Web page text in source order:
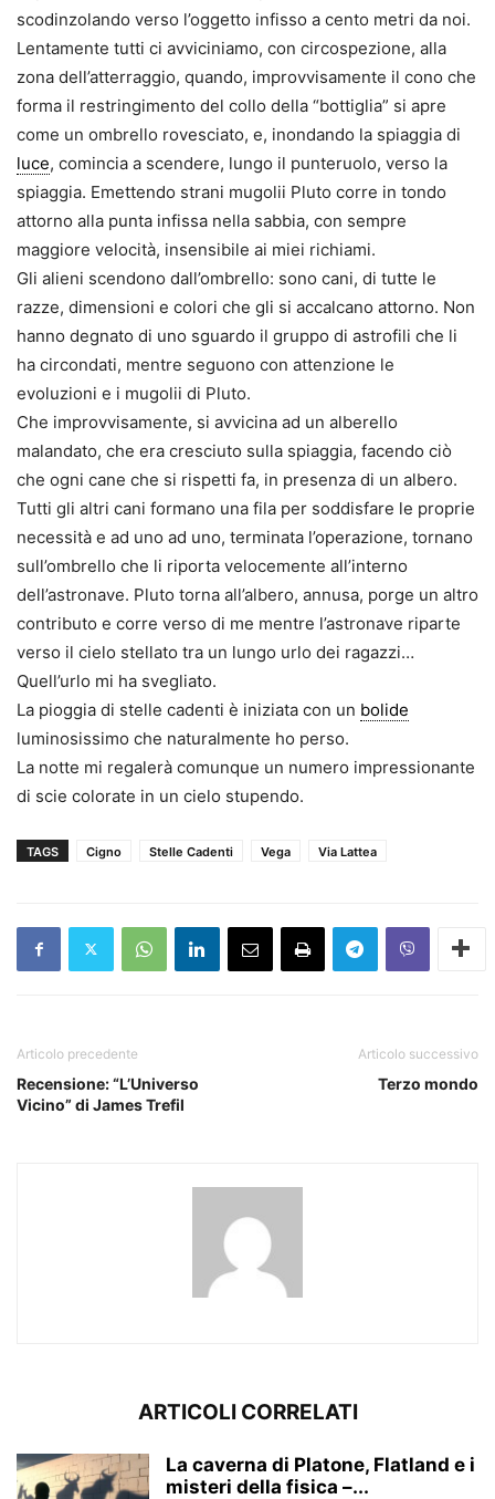
scodinzolando verso l’oggetto infisso a cento metri da noi.
Lentamente tutti ci avviciniamo, con circospezione, alla
zona dell’atterraggio, quando, improvvisamente il cono che
forma il restringimento del collo della “bottiglia” si apre
come un ombrello rovesciato, e, inondando la spiaggia di
luce, comincia a scendere, lungo il punteruolo, verso la
spiaggia. Emettendo strani mugolii Pluto corre in tondo
attorno alla punta infissa nella sabbia, con sempre
maggiore velocità, insensibile ai miei richiami.
Gli alieni scendono dall’ombrello: sono cani, di tutte le
razze, dimensioni e colori che gli si accalcano attorno. Non
hanno degnato di uno sguardo il gruppo di astrofili che li
ha circondati, mentre seguono con attenzione le
evoluzioni e i mugolii di Pluto.
Che improvvisamente, si avvicina ad un alberello
malandato, che era cresciuto sulla spiaggia, facendo ciò
che ogni cane che si rispetti fa, in presenza di un albero.
Tutti gli altri cani formano una fila per soddisfare le proprie
necessità e ad uno ad uno, terminata l’operazione, tornano
sull’ombrello che li riporta velocemente all’interno
dell’astronave. Pluto torna all’albero, annusa, porge un altro
contributo e corre verso di me mentre l’astronave riparte
verso il cielo stellato tra un lungo urlo dei ragazzi…
Quell’urlo mi ha svegliato.
La pioggia di stelle cadenti è iniziata con un bolide
luminosissimo che naturalmente ho perso.
La notte mi regalerà comunque un numero impressionante
di scie colorate in un cielo stupendo.
TAGS Cigno Stelle Cadenti Vega Via Lattea
Articolo precedente
Recensione: “L’Universo
Vicino” di James Trefil
Articolo successivo
Terzo mondo
ARTICOLI CORRELATI
La caverna di Platone, Flatland e i
misteri della fisica –...